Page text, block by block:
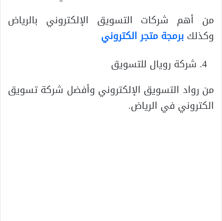
من أهم شركات التسويق الإلكتروني بالرياض
وكذلك برمجة متجر الكتروني
شركة رويال للتسويق
من رواد التسويق الإلكتروني وأفضل شركة تسويق
الكتروني في الرياض.